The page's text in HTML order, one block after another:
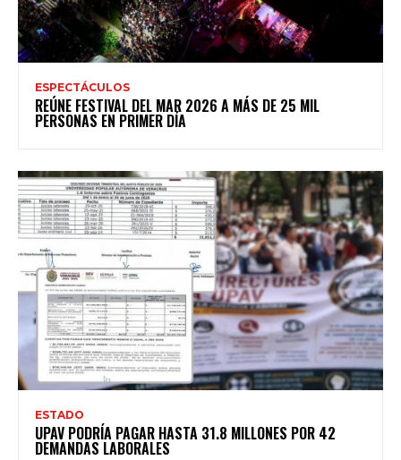
ESPECTÁCULOS
REÚNE FESTIVAL DEL MAR 2026 A MÁS DE 25 MIL
PERSONAS EN PRIMER DÍA
ESTADO
UPAV PODRÍA PAGAR HASTA 31.8 MILLONES POR 42
DEMANDAS LABORALES